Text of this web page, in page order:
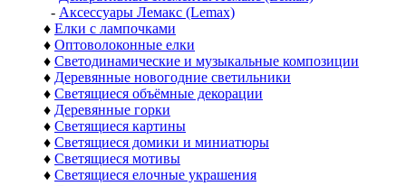
- Аксессуары Лемакс (Lemax)
♦ Елки с лампочками
♦ Оптоволоконные елки
♦ Светодинамические и музыкальные композиции
♦ Деревянные новогодние светильники
♦ Светящиеся объёмные декорации
♦ Деревянные горки
♦ Светящиеся картины
♦ Светящиеся домики и миниатюры
♦ Светящиеся мотивы
♦ Светящиеся елочные украшения